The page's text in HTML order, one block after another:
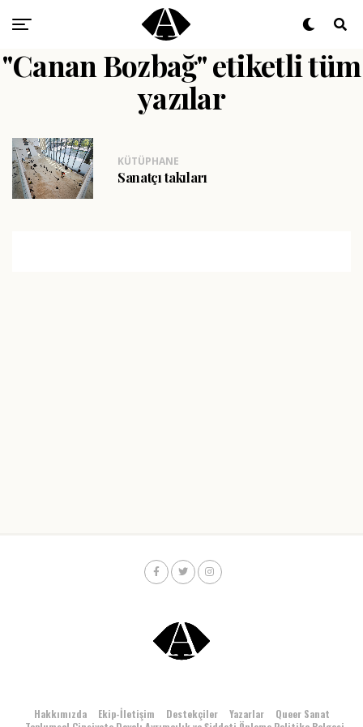
"Canan Bozbağ" etiketli tüm
yazılar
KÜTÜPHANE
Sanatçı takıları
Hakkımızda Ekip-İletişim Destekçiler Yazarlar
Queer Sanat